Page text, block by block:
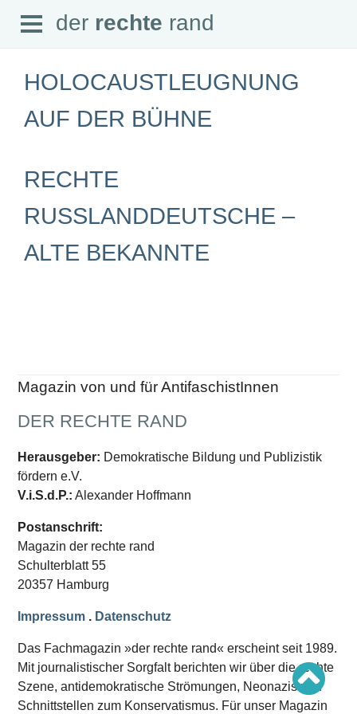
der rechte rand
Home
Suche
Magazin
Abonnement
Downloads
Schwerpunkt »Identitäre Bewegung«
Schwerpunkt »Reichsbürger«
Schwerpunkt NPD
AUSGABEN
Ausgaben Übersicht
Ausgabe 219
Ausgabe 218
Ausgabe 217
Ausgabe 216
Open
Menu
der rechte rand
HOLOCAUSTLEUGNUNG
AUF DER BÜHNE
RECHTE
RUSSLANDDEUTSCHE –
ALTE BEKANNTE
Magazin von und für AntifaschistInnen
DER RECHTE RAND
Herausgeber: Demokratische Bildung und Publizistik
fördern e.V.
V.i.S.d.P.: Alexander Hoffmann
Postanschrift:
Magazin der rechte rand
Schulterblatt 55
20357 Hamburg
Impressum . Datenschutz
Das Fachmagazin »der rechte rand« erscheint seit 1989.
Mit journalistischer Sorgfalt berichten wir über die rechte
Szene, antidemokratische Strömungen, Neonazis und
Schnittstellen zum Konservatismus. Für unser Magazin